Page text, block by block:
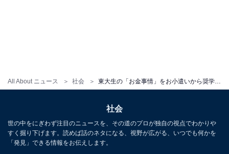
All About ニュース 社会 東大生の「お金事情」をお小遣いから奨学金まで徹底調査！ リアル『ドラゴン桜』の意外な真実とは
社会
世の中をにぎわず注目のニュースを、その道のプロが独自の視点でわかりや
すく掘り下げます。読めば話のネタになる、視野が広がる、いつでも何かを
「発見」できる情報をお伝えします。